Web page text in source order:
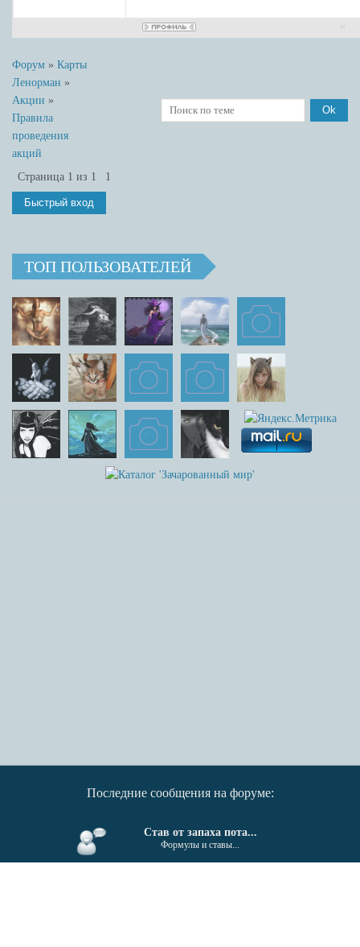
Форум » Карты
Ленорман »
Акции »
Правила
проведения
акций
Страница 1 из 1 1
ТОП ПОЛЬЗОВАТЕЛЕЙ
Последние сообщения на форуме:
Став от запаха пота...
Формулы и ставы...